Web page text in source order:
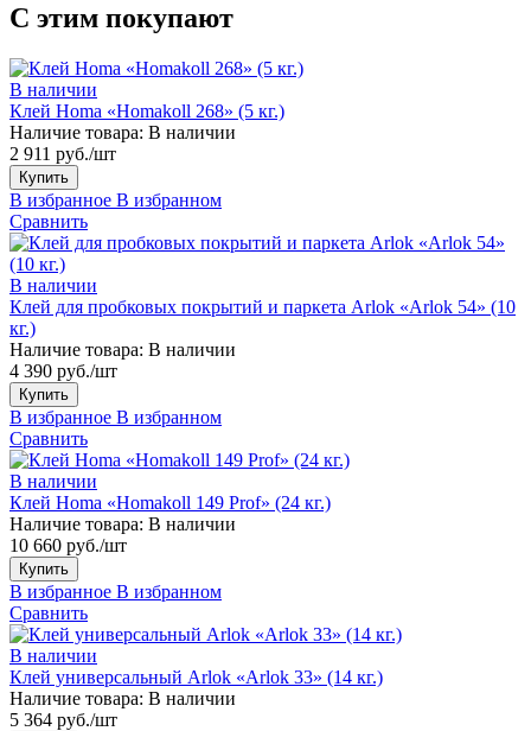
С этим покупают
В наличии
Клей Homa «Homakoll 268» (5 кг.)
Наличие товара: В наличии
2 911 руб./шт
Купить
В избранное В избранном
Сравнить
В наличии
Клей для пробковых покрытий и паркета Arlok «Arlok 54» (10
кг.)
Наличие товара: В наличии
4 390 руб./шт
Купить
В избранное В избранном
Сравнить
В наличии
Клей Homa «Homakoll 149 Prof» (24 кг.)
Наличие товара: В наличии
10 660 руб./шт
Купить
В избранное В избранном
Сравнить
В наличии
Клей универсальный Arlok «Arlok 33» (14 кг.)
Наличие товара: В наличии
5 364 руб./шт